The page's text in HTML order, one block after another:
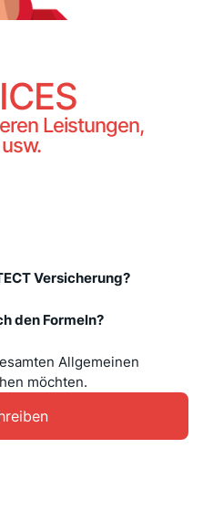
Leistungen,
Versicherung?
den Formeln?
Allgemeinen
möchten.